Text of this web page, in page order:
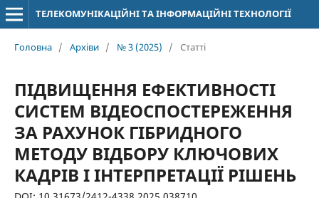
ТЕЛЕКОМУНІКАЦІЙНІ ТА ІНФОРМАЦІЙНІ ТЕХНОЛОГІЇ
Головна / Архіви / № 3 (2025) / Статті
ПІДВИЩЕННЯ ЕФЕКТИВНОСТІ
СИСТЕМ ВІДЕОСПОСТЕРЕЖЕННЯ
ЗА РАХУНОК ГІБРИДНОГО
МЕТОДУ ВІДБОРУ КЛЮЧОВИХ
КАДРІВ І ІНТЕРПРЕТАЦІЇ РІШЕНЬ